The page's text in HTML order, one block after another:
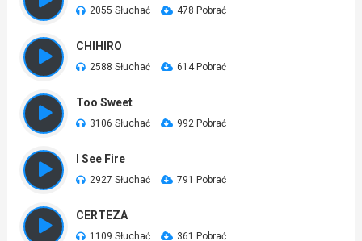
2055 Słuchać 478 Pobrać
CHIHIRO
2588 Słuchać 614 Pobrać
Too Sweet
3106 Słuchać 992 Pobrać
I See Fire
2927 Słuchać 791 Pobrać
CERTEZA
1109 Słuchać 361 Pobrać